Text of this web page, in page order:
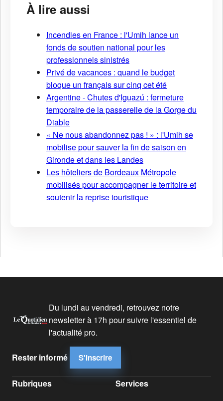
À lire aussi
Incendies en France : l'Umih lance un
fonds de soutien national pour les
professionnels sinistrés
Privé de vacances : quand le budget
bloque un français sur cinq cet été
Argentine - Chutes d'Iguazú : fermeture
temporaire de la passerelle de la Gorge du
Diable
« Ne nous abandonnez pas ! » : l'Umih se
mobilise pour sauver la fin de saison en
Gironde et dans les Landes
Les hôteliers de Bordeaux Métropole
mobilisés pour accompagner le territoire et
soutenir la reprise touristique
Du lundi au vendredi, retrouvez notre
newsletter à 17h pour suivre l'essentiel de
l'actualité pro.
Rester informé S'inscrire
Rubriques Services